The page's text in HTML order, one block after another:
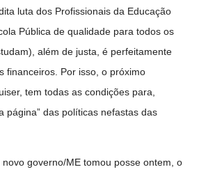
luta dos Profissionais da Educação
Pública de qualidade para todos os
além de justa, é perfeitamente
financeiros. Por isso, o próximo
tem todas as condições para,
página” das políticas nefastas das
governo/ME tomou posse ontem, o